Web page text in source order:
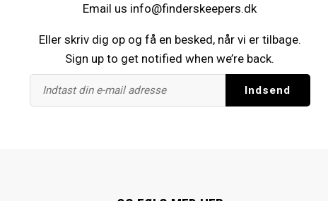
Email us info@finderskeepers.dk
Eller skriv dig op og få en besked, når vi er tilbage.
Sign up to get notified when we’re back.